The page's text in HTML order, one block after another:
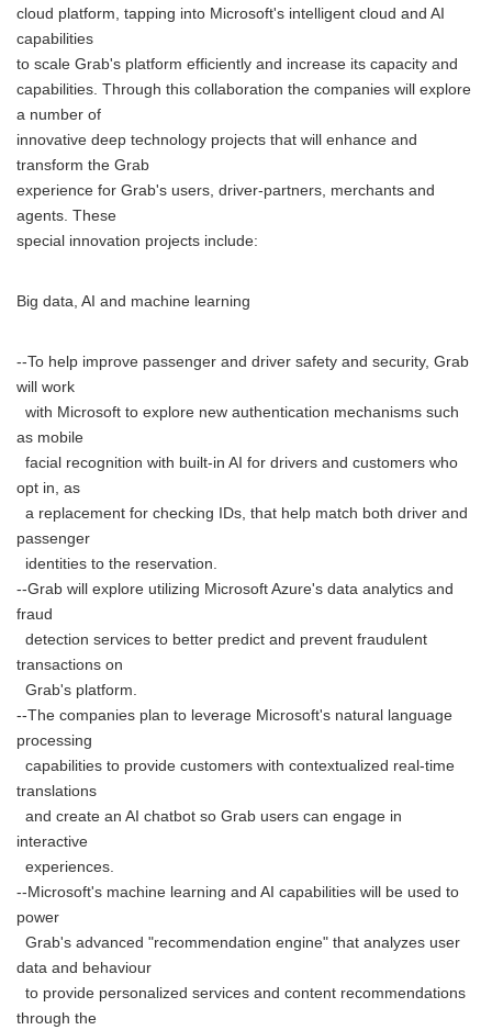
cloud platform, tapping into Microsoft's intelligent cloud and AI
capabilities
to scale Grab's platform efficiently and increase its capacity and
capabilities. Through this collaboration the companies will explore
a number of
innovative deep technology projects that will enhance and
transform the Grab
experience for Grab's users, driver-partners, merchants and
agents. These
special innovation projects include:
Big data, AI and machine learning
--To help improve passenger and driver safety and security, Grab
will work
with Microsoft to explore new authentication mechanisms such
as mobile
facial recognition with built-in AI for drivers and customers who
opt in, as
a replacement for checking IDs, that help match both driver and
passenger
identities to the reservation.
--Grab will explore utilizing Microsoft Azure's data analytics and
fraud
detection services to better predict and prevent fraudulent
transactions on
Grab's platform.
--The companies plan to leverage Microsoft's natural language
processing
capabilities to provide customers with contextualized real-time
translations
and create an AI chatbot so Grab users can engage in
interactive
experiences.
--Microsoft's machine learning and AI capabilities will be used to
power
Grab's advanced "recommendation engine" that analyzes user
data and behaviour
to provide personalized services and content recommendations
through the